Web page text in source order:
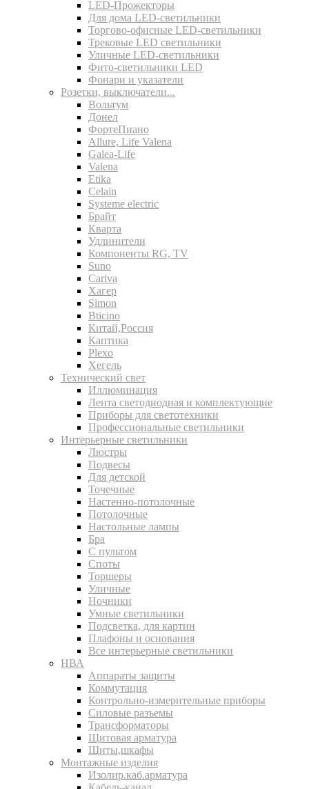
LED-Прожекторы
Для дома LED-светильники
Торгово-офисные LED-светильники
Трековые LED светильники
Уличные LED-светильники
Фито-светильники LED
Фонари и указатели
Розетки, выключатели...
Вольтум
Донел
ФортеПиано
Allure, Life Valena
Galea-Life
Valena
Etika
Celain
Systeme electric
Брайт
Кварта
Удлинители
Компоненты RG, TV
Suno
Cariva
Хагер
Simon
Bticino
Китай,Россия
Каптика
Plexo
Хегель
Технический свет
Иллюминация
Лента светодиодная и комплектующие
Приборы для светотехники
Профессиональные светильники
Интерьерные светильники
Люстры
Подвесы
Для детской
Точечные
Настенно-потолочные
Потолочные
Настольные лампы
Бра
С пультом
Споты
Торшеры
Уличные
Ночники
Умные светильники
Подсветка, для картин
Плафоны и основания
Все интерьерные светильники
НВА
Аппараты защиты
Коммутация
Контрольно-измерительные приборы
Силовые разъемы
Трансформаторы
Щитовая арматура
Щиты,шкафы
Монтажные изделия
Изолир.каб.арматура